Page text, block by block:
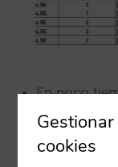
En poco
variables en
permitirá
cookies